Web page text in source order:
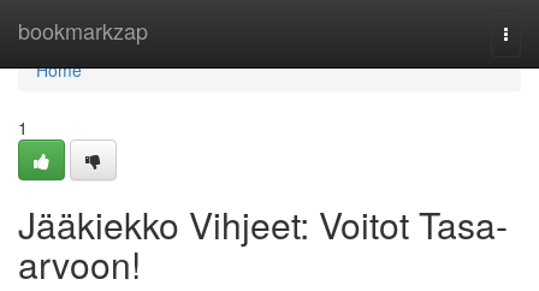
bookmarkzap
Home
Home
1
Jääkiekko Vihjeet: Voitot Tasa-
arvoon!